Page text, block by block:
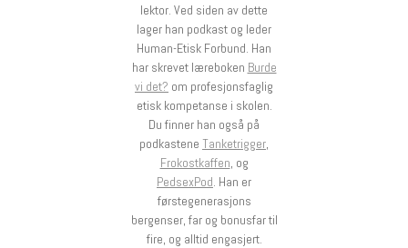
lektor. Ved siden av dette
lager han podkast og leder
Human-Etisk Forbund. Han
har skrevet læreboken Burde
vi det? om profesjonsfaglig
etisk kompetanse i skolen.
Du finner han også på
podkastene Tanketrigger
Frokostkaffen , og
PedsexPod . Han er
førstegenerasjons
bergenser, far og bonusfar til
fire, og alltid engasjert.